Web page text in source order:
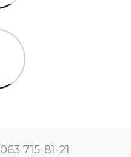
063 715-81-21